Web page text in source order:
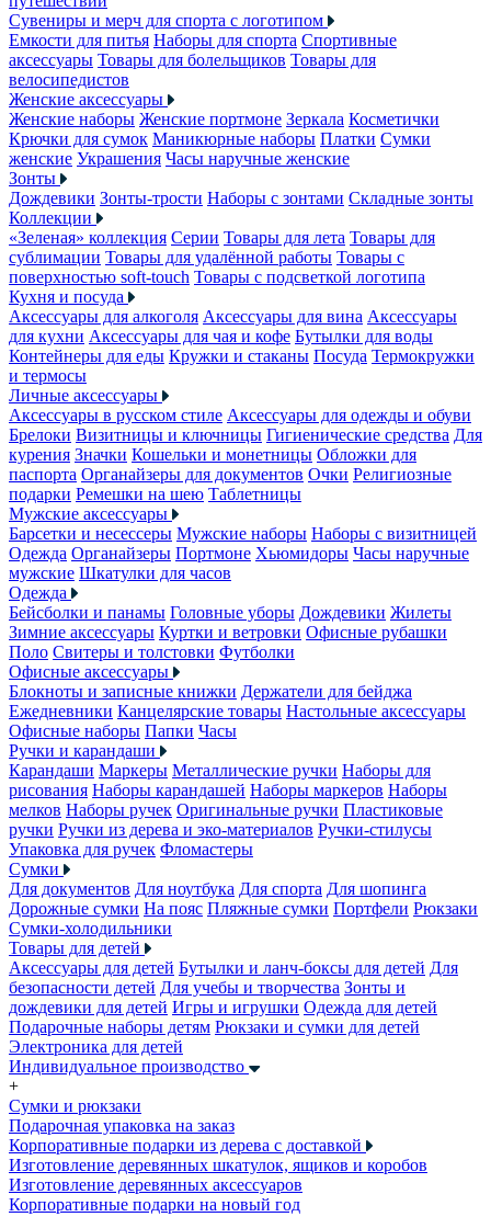
Сувениры и мерч для спорта с логотипом
Емкости для питья Наборы для спорта Спортивные
аксессуары Товары для болельщиков Товары для
велосипедистов
Женские аксессуары
Женские наборы Женские портмоне Зеркала Косметички
Крючки для сумок Маникюрные наборы Платки Сумки
женские Украшения Часы наручные женские
Зонты
Дождевики Зонты-трости Наборы с зонтами Складные зонты
Коллекции
«Зеленая» коллекция Серии Товары для лета Товары для
сублимации Товары для удалённой работы Товары с
поверхностью soft-touch Товары с подсветкой логотипа
Кухня и посуда
Аксессуары для алкоголя Аксессуары для вина Аксессуары
для кухни Аксессуары для чая и кофе Бутылки для воды
Контейнеры для еды Кружки и стаканы Посуда Термокружки
и термосы
Личные аксессуары
Аксессуары в русском стиле Аксессуары для одежды и обуви
Брелоки Визитницы и ключницы Гигиенические средства Для
курения Значки Кошельки и монетницы Обложки для
паспорта Органайзеры для документов Очки Религиозные
подарки Ремешки на шею Таблетницы
Мужские аксессуары
Барсетки и несессеры Мужские наборы Наборы с визитницей
Одежда Органайзеры Портмоне Хьюмидоры Часы наручные
мужские Шкатулки для часов
Одежда
Бейсболки и панамы Головные уборы Дождевики Жилеты
Зимние аксессуары Куртки и ветровки Офисные рубашки
Поло Свитеры и толстовки Футболки
Офисные аксессуары
Блокноты и записные книжки Держатели для бейджа
Ежедневники Канцелярские товары Настольные аксессуары
Офисные наборы Папки Часы
Ручки и карандаши
Карандаши Маркеры Металлические ручки Наборы для
рисования Наборы карандашей Наборы маркеров Наборы
мелков Наборы ручек Оригинальные ручки Пластиковые
ручки Ручки из дерева и эко-материалов Ручки-стилусы
Упаковка для ручек Фломастеры
Сумки
Для документов Для ноутбука Для спорта Для шопинга
Дорожные сумки На пояс Пляжные сумки Портфели Рюкзаки
Сумки-холодильники
Товары для детей
Аксессуары для детей Бутылки и ланч-боксы для детей Для
безопасности детей Для учебы и творчества Зонты и
дождевики для детей Игры и игрушки Одежда для детей
Подарочные наборы детям Рюкзаки и сумки для детей
Электроника для детей
Индивидуальное производство
+
Сумки и рюкзаки
Подарочная упаковка на заказ
Корпоративные подарки из дерева с доставкой
Изготовление деревянных шкатулок, ящиков и коробов
Изготовление деревянных аксессуаров
Корпоративные подарки на новый год